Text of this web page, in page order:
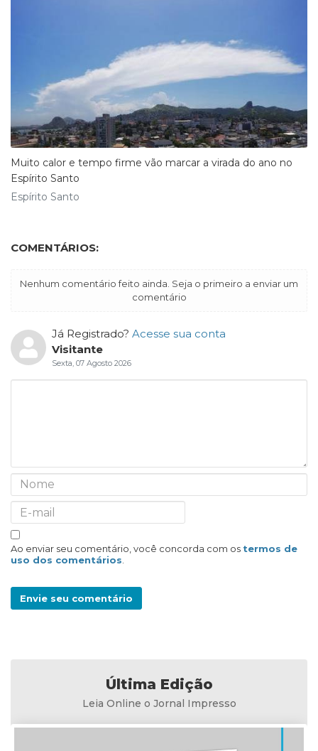
Muito calor e tempo firme vão marcar a virada do ano no
Espírito Santo
Espírito Santo
COMENTÁRIOS:
Nenhum comentário feito ainda. Seja o primeiro a enviar um
comentário
Já Registrado? Acesse sua conta
Visitante
Sexta, 07 Agosto 2026
Ao enviar seu comentário, você concorda com os termos de
uso dos comentários
Envie seu comentário
Última Edição
Leia Online o Jornal Impresso